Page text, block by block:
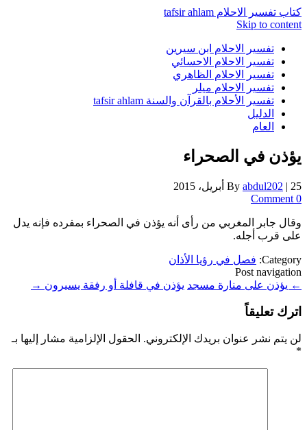
كتاب تفسير الاحلام tafsir ahlam
Skip to content
تفسير الاحلام ابن سيرين
تفسير الاحلام الاحسائي
تفسير الاحلام الظاهري
تفسير الاحلام ميلر
تفسير الأحلام بالقرآن والسنة tafsir ahlam
الدليل
العام
يؤذن في الصحراء
By abdul202 | 25 أبريل، 2015
0 Comment
وقال جابر المغربي من رأى أنه يؤذن في الصحراء بمفرده فإنه يدل
على قرب أجله.
Category: فصل في رؤيا الأذان
Post navigation
← يؤذن على منارة مسجد يؤذن في قافلة أو رفقة يسيرون →
اترك تعليقاً
لن يتم نشر عنوان بريدك الإلكتروني. الحقول الإلزامية مشار إليها بـ
*